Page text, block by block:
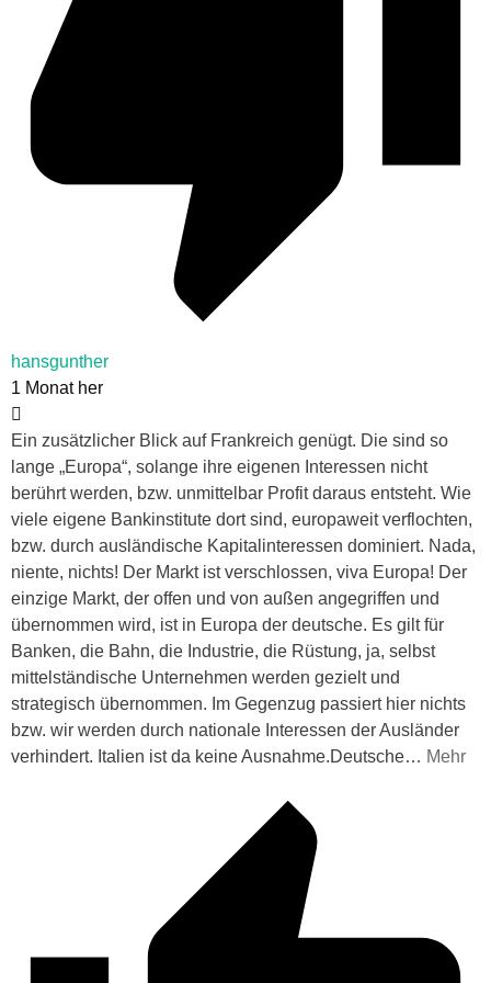
hansgunther
1 Monat her
Ein zusätzlicher Blick auf Frankreich genügt. Die sind so
lange „Europa“, solange ihre eigenen Interessen nicht
berührt werden, bzw. unmittelbar Profit daraus entsteht. Wie
viele eigene Bankinstitute dort sind, europaweit verflochten,
bzw. durch ausländische Kapitalinteressen dominiert. Nada,
niente, nichts! Der Markt ist verschlossen, viva Europa! Der
einzige Markt, der offen und von außen angegriffen und
übernommen wird, ist in Europa der deutsche. Es gilt für
Banken, die Bahn, die Industrie, die Rüstung, ja, selbst
mittelständische Unternehmen werden gezielt und
strategisch übernommen. Im Gegenzug passiert hier nichts
bzw. wir werden durch nationale Interessen der Ausländer
verhindert. Italien ist da keine Ausnahme.Deutsche… Mehr